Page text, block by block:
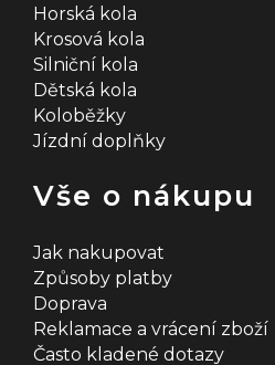
Horská kola
Krosová kola
Silniční kola
Dětská kola
Koloběžky
Jízdní doplňky
Vše o nákupu
Jak nakupovat
Způsoby platby
Doprava
Reklamace a vrácení zboží
Často kladené dotazy